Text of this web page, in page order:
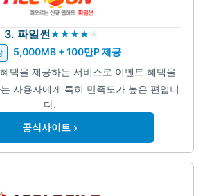
3. 파일썬
5,000MB + 100만P 제공
택을 제공하는 서비스로 이벤트 혜택을
사용자에게 특히 만족도가 높은 편입니
다.
공식사이트 ›